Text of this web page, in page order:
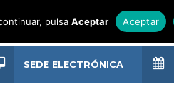
SEDE ELECTRÓNICA
pulsaAceptar Aceptar